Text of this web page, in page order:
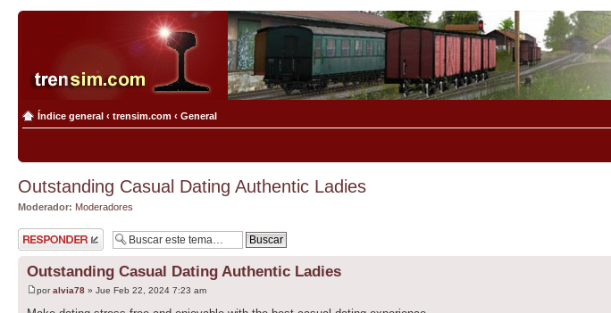
Índice general ‹ trensim.com ‹ General
Outstanding Сasual Dating Authentic Ladies
Moderador: Moderadores
Publicar una
respuesta
Outstanding Сasual Dating Authentic Ladies
poralvia78 » Jue Feb 22, 2024 7:23 am